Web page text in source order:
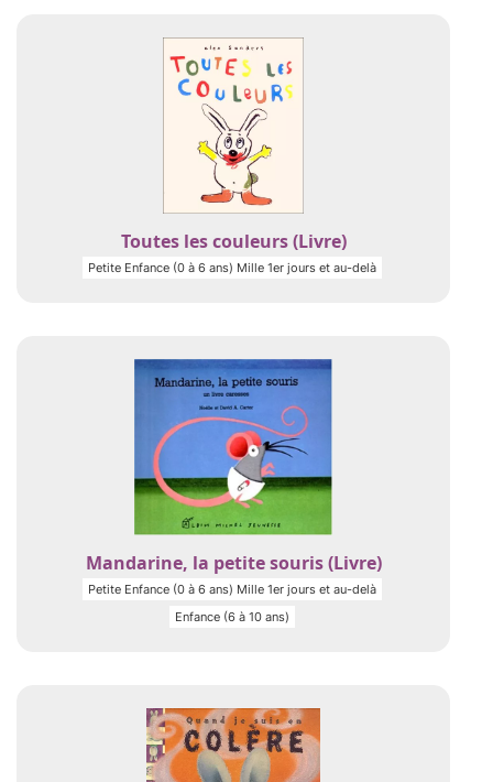
Toutes les couleurs (Livre)
Petite Enfance (0 à 6 ans) Mille 1er jours et au-delà
Mandarine, la petite souris (Livre)
Petite Enfance (0 à 6 ans) Mille 1er jours et au-delà
Enfance (6 à 10 ans)